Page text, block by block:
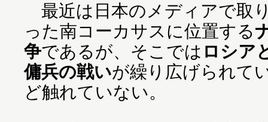
最近は日本のメディアで取
った南コーカサスに位置する
争であるが、そこでは ロシア
傭兵の戦いが繰り広げられて
ど触れていない。